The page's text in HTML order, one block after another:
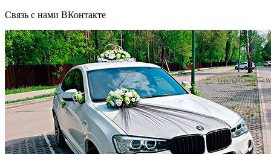
Связь с нами ВКонтакте